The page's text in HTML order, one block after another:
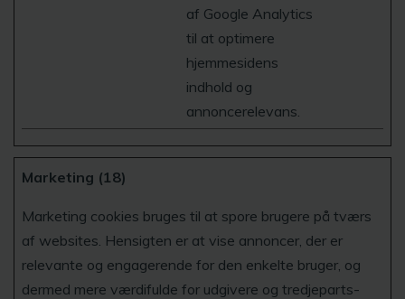
af Google Analytics
til at optimere
hjemmesidens
indhold og
annoncerelevans.
Marketing (18)
Marketing cookies bruges til at spore brugere på tværs
af websites. Hensigten er at vise annoncer, der er
relevante og engagerende for den enkelte bruger, og
dermed mere værdifulde for udgivere og tredjeparts-